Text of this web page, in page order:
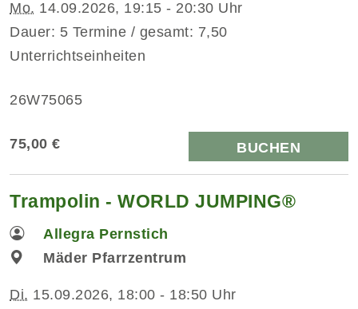
Mo. 14.09.2026, 19:15 - 20:30 Uhr
Dauer: 5 Termine / gesamt: 7,50
Unterrichtseinheiten
26W75065
75,00 € BUCHEN
Trampolin - WORLD JUMPING®
Allegra Pernstich
Mäder Pfarrzentrum
Di. 15.09.2026, 18:00 - 18:50 Uhr